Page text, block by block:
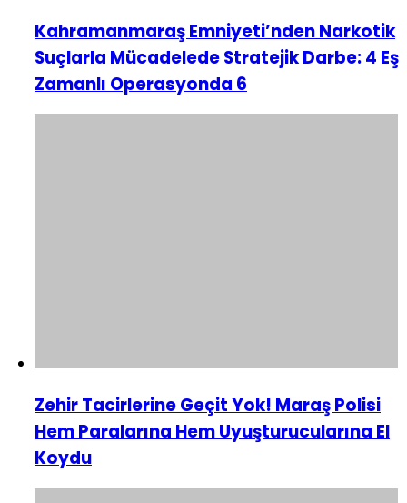
Kahramanmaraş Emniyeti’nden Narkotik
Suçlarla Mücadelede Stratejik Darbe: 4 Eş
Zamanlı Operasyonda 6
Zehir Tacirlerine Geçit Yok! Maraş Polisi
Hem Paralarına Hem Uyuşturucularına El
Koydu